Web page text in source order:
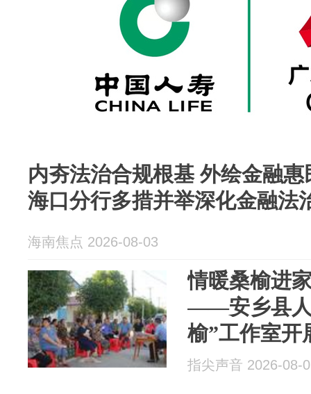
内夯法治合规根基 外绘金融
海口分行多措并举深化金融法
海南焦点 2026-08-03
情暖桑榆进
——安乡县人
榆”工作室开
指尖声音 2026-08-